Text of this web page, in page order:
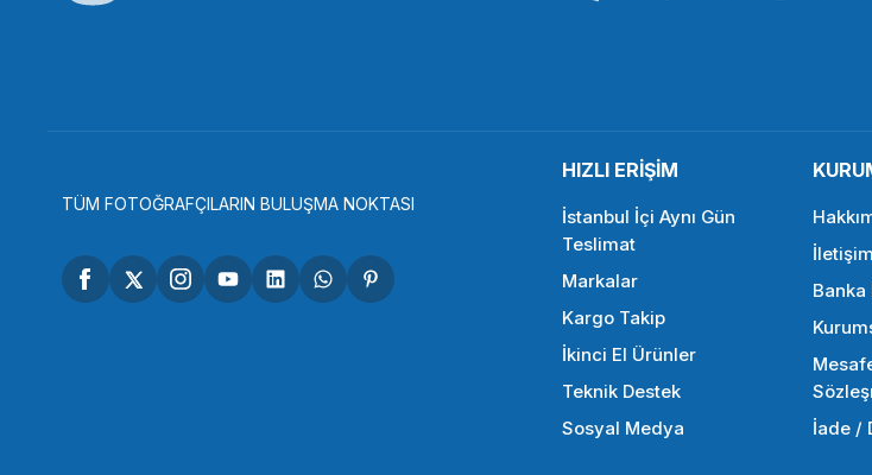
SEPETE EKLE
Insta360
TÜM FOTOĞRAFÇILARIN BULUŞMA NOKTASI
HIZLI ERİŞİM
İstanbul İçi Aynı Gün
Teslimat
Markalar
Kargo Takip
İkinci El Ürünler
Teknik Destek
Sosyal Medya
İletişim
Banka
İade /